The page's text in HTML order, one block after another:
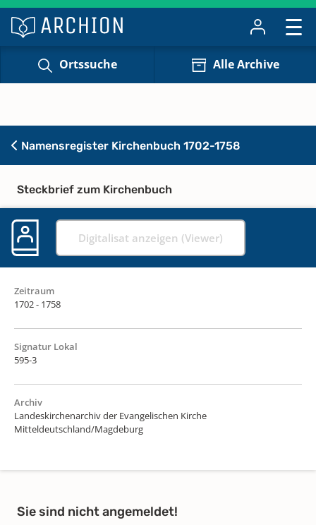
Ortssuche Alle Archive
Namensregister Kirchenbuch 1702-1758
Steckbrief zum Kirchenbuch
Digitalisat anzeigen (Viewer)
Zeitraum
1702 - 1758
Signatur Lokal
595-3
Archiv
Landeskirchenarchiv der Evangelischen Kirche
Mitteldeutschland/Magdeburg
Sie sind nicht angemeldet!